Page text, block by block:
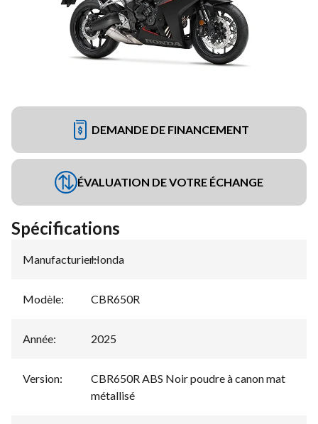
DEMANDE DE FINANCEMENT
ÉVALUATION DE VOTRE ÉCHANGE
Spécifications
Manufacturier:
Honda
Modèle: CBR650R
Année: 2025
Version:
CBR650R ABS Noir poudre à canon mat
métallisé